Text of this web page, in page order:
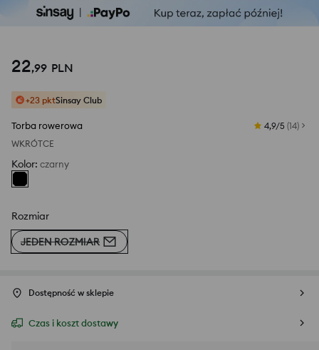
22,99 PLN
+23 pktSinsay Club
Torba rowerowa 4,9/5 (14)
WKRÓTCE
Kolor: czarny
Rozmiar
JEDEN ROZMIAR
Dostępność w sklepie
Czas i koszt dostawy